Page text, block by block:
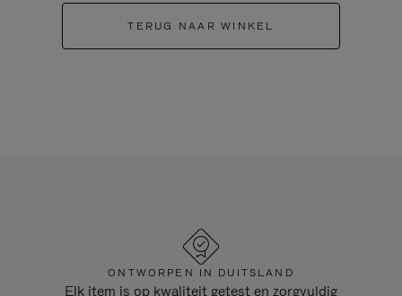
TERUG NAAR WINKEL
ONTWORPEN IN DUITSLAND
Elk item is op kwaliteit getest en zorgvuldig